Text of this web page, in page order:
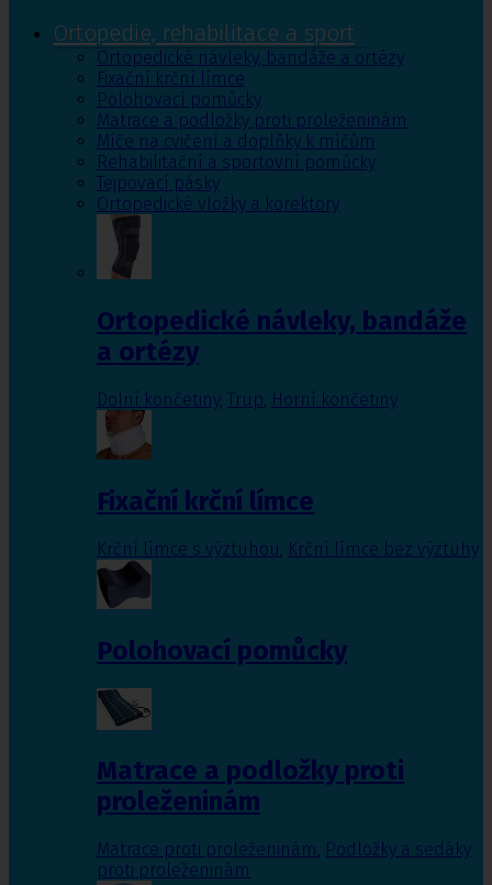
Ortopedie, rehabilitace a sport
Ortopedické návleky, bandáže a ortézy
Fixační krční límce
Polohovací pomůcky
Matrace a podložky proti proleženinám
Míče na cvičení a doplňky k míčům
Rehabilitační a sportovní pomůcky
Tejpovací pásky
Ortopedické vložky a korektory
Ortopedické návleky, bandáže
a ortézy
Dolní končetiny, Trup, Horní končetiny
Fixační krční límce
Krční límce s výztuhou Krční límce bez výztuhy
Polohovací pomůcky
Matrace a podložky proti
proleženinám
Matrace proti proleženinám, Podložky a sedáky
proti proleženinám